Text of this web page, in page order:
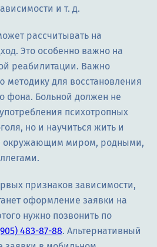
и т. д.
рассчитывать на
Это особенно важно на
реабилитации. Важно
методику для восстановления
фона. Больной должен не
психотропных
но и научиться жить и
окружающим миром, родными,
признаков зависимости,
оформление заявки на
нужно позвонить по
483-87-88. Альтернативный